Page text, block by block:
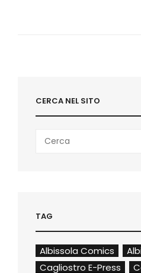
CERCA NEL SITO
for:
TAG
Albissola Comics
Cagliostro E-Press